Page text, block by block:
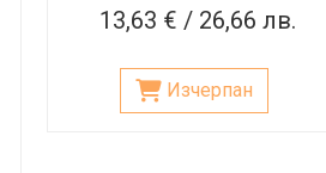
13,63 € / 26,66 лв.
Изчерпан